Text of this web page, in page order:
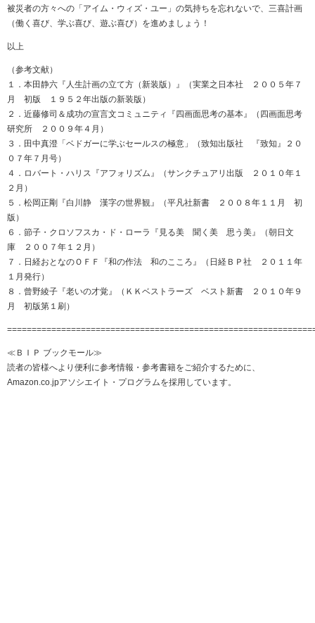
被災者の方々への「アイム・ウィズ・ユー」の気持ちを忘れないで、三喜計画
（働く喜び、学ぶ喜び、遊ぶ喜び）を進めましょう！
以上
（参考文献）
１．本田静六『人生計画の立て方（新装版）』（実業之日本社 ２００５年７
月 初版 １９５２年出版の新装版）
２．近藤修司＆成功の宣言文コミュニティ『四画面思考の基本』（四画面思考
研究所 ２００９年４月）
３．田中真澄「ベドガーに学ぶセールスの極意」（致知出版社 『致知』２０
０７年７月号）
４．ロバート・ハリス『アフォリズム』（サンクチュアリ出版 ２０１０年１
２月）
５．松岡正剛『白川静 漢字の世界観』（平凡社新書 ２００８年１１月 初
版）
６．節子・クロソフスカ・ド・ローラ『見る美 聞く美 思う美』（朝日文
庫 ２００７年１２月）
７．日経おとなのＯＦＦ『和の作法 和のこころ』（日経ＢＰ社 ２０１１年
１月発行）
８．曾野綾子『老いの才覚』（ＫＫベストラーズ ベスト新書 ２０１０年９
月 初版第１刷）
≪ＢＩＰ ブックモール≫
読者の皆様へより便利に参考情報・参考書籍をご紹介するために、
Amazon.co.jpアソシエイト・プログラムを採用しています。